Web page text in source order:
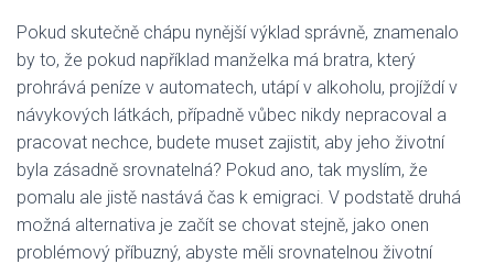
Pokud skutečně chápu nynější výklad správně, znamenalo
by to, že pokud například manželka má bratra, který
prohrává peníze v automatech, utápí v alkoholu, projíždí v
návykových látkách, případně vůbec nikdy nepracoval a
pracovat nechce, budete muset zajistit, aby jeho životní
byla zásadně srovnatelná? Pokud ano, tak myslím, že
pomalu ale jistě nastává čas k emigraci. V podstatě druhá
možná alternativa je začít se chovat stejně, jako onen
problémový příbuzný, abyste měli srovnatelnou životní